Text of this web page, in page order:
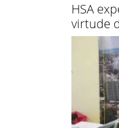
HSA
virtude